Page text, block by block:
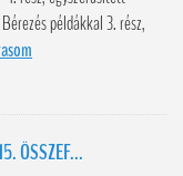
példákkal 3. rész,
ÖSSZEF...